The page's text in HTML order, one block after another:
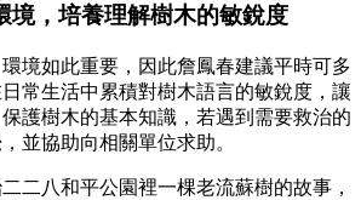
境，培養理解樹木的敏銳度
境如此重要，因此詹鳳春建議平時可多
常生活中累積對樹木語言的敏銳度，讓
護樹木的基本知識，若遇到需要救治的
並協助向相關單位求助。
二八和平公園裡一棵老流蘇樹的故事，